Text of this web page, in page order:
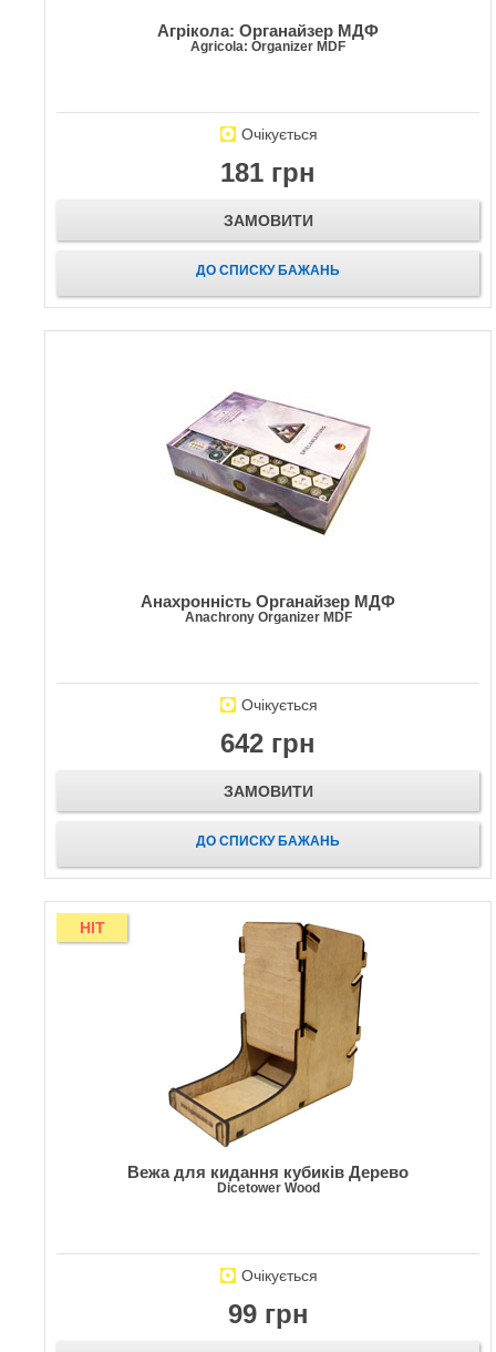
Агрікола: Органайзер МДФ
Agricola: Organizer MDF
Очікується
181 грн
ЗАМОВИТИ
ДО СПИСКУ БАЖАНЬ
Анахронність Органайзер МДФ
Anachrony Organizer MDF
Очікується
642 грн
ЗАМОВИТИ
ДО СПИСКУ БАЖАНЬ
HIT
Вежа для кидання кубиків Дерево
Dicetower Wood
Очікується
99 грн